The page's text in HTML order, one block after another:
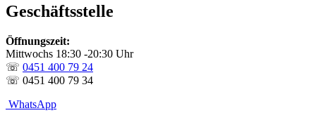
Geschäftsstelle
Öffnungszeit:
Mittwochs 18:30 -20:30 Uhr
☏ 0451 400 79 24
☏ 0451 400 79 34
WhatsApp